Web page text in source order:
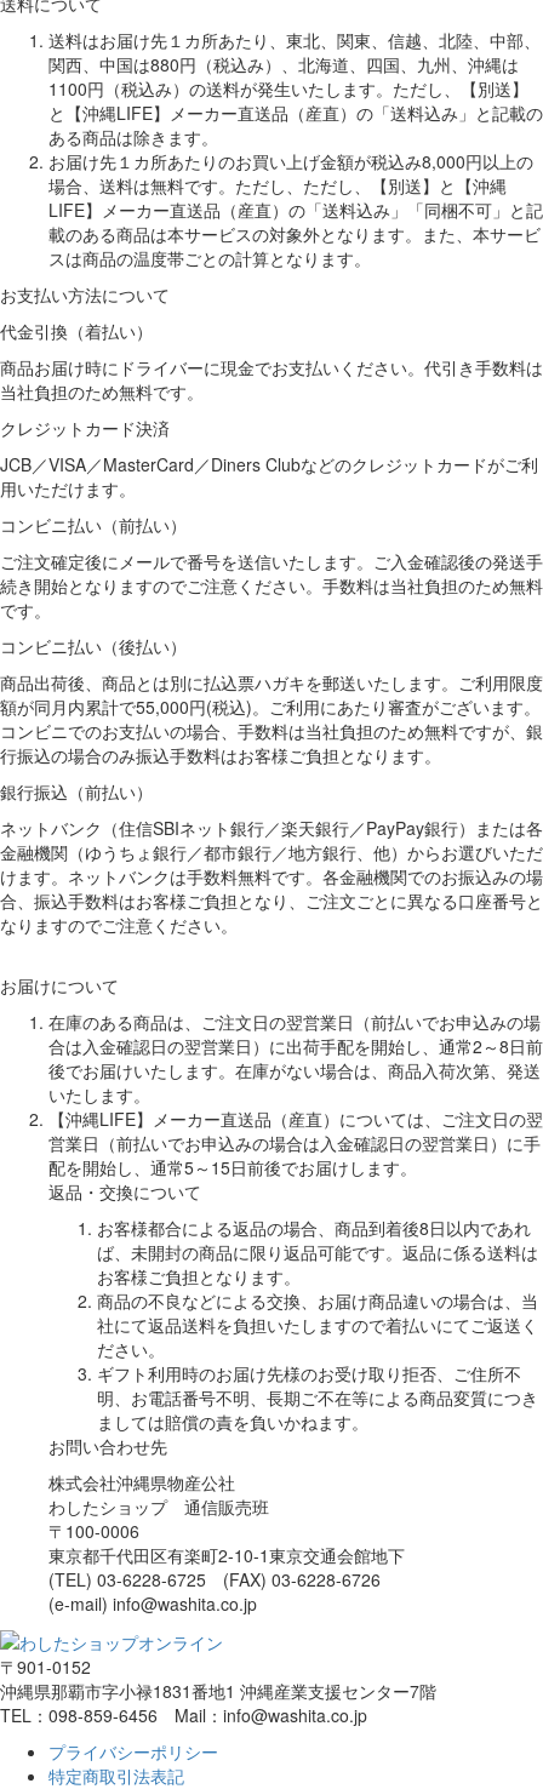
送料はお届け先１カ所あたり、東北、関東、信越、北陸、中部、
関西、中国は880円（税込み）、北海道、四国、九州、沖縄は
1100円（税込み）の送料が発生いたします。ただし、【別送】
と【沖縄LIFE】メーカー直送品（産直）の「送料込み」と記載の
ある商品は除きます。
お届け先１カ所あたりのお買い上げ金額が税込み8,000円以上の
場合、送料は無料です。ただし、ただし、【別送】と【沖縄
LIFE】メーカー直送品（産直）の「送料込み」「同梱不可」と記
載のある商品は本サービスの対象外となります。また、本サービ
スは商品の温度帯ごとの計算となります。
お支払い方法について
代金引換（着払い）
商品お届け時にドライバーに現金でお支払いください。代引き手数料は
当社負担のため無料です。
クレジットカード決済
JCB／VISA／MasterCard／Diners Clubなどのクレジットカードがご利
用いただけます。
コンビニ払い（前払い）
ご注文確定後にメールで番号を送信いたします。ご入金確認後の発送手
続き開始となりますのでご注意ください。手数料は当社負担のため無料
です。
コンビニ払い（後払い）
商品出荷後、商品とは別に払込票ハガキを郵送いたします。ご利用限度
額が同月内累計で55,000円(税込)。ご利用にあたり審査がございます。
コンビニでのお支払いの場合、手数料は当社負担のため無料ですが、銀
行振込の場合のみ振込手数料はお客様ご負担となります。
銀行振込（前払い）
ネットバンク（住信SBIネット銀行／楽天銀行／PayPay銀行）または各
金融機関（ゆうちょ銀行／都市銀行／地方銀行、他）からお選びいただ
けます。ネットバンクは手数料無料です。各金融機関でのお振込みの場
合、振込手数料はお客様ご負担となり、ご注文ごとに異なる口座番号と
なりますのでご注意ください。
お届けについて
在庫のある商品は、ご注文日の翌営業日（前払いでお申込みの場
合は入金確認日の翌営業日）に出荷手配を開始し、通常2～8日前
後でお届けいたします。在庫がない場合は、商品入荷次第、発送
いたします。
【沖縄LIFE】メーカー直送品（産直）については、ご注文日の翌
営業日（前払いでお申込みの場合は入金確認日の翌営業日）に手
配を開始し、通常5～15日前後でお届けします。
返品・交換について
お客様都合による返品の場合、商品到着後8日以内であれ
ば、未開封の商品に限り返品可能です。返品に係る送料は
お客様ご負担となります。
商品の不良などによる交換、お届け商品違いの場合は、当
社にて返品送料を負担いたしますので着払いにてご返送く
ださい。
ギフト利用時のお届け先様のお受け取り拒否、ご住所不
明、お電話番号不明、長期ご不在等による商品変質につき
ましては賠償の責を負いかねます。
お問い合わせ先
株式会社沖縄県物産公社
わしたショップ 通信販売班
〒100-0006
東京都千代田区有楽町2-10-1東京交通会館地下
(TEL) 03-6228-6725 (FAX) 03-6228-6726
(e-mail) info@washita.co.jp
〒901-0152
沖縄県那覇市字小禄1831番地1 沖縄産業支援センター7階
TEL：098-859-6456 Mail：info@washita.co.jp
プライバシーポリシー
特定商取引法表記